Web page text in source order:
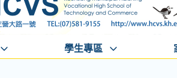
學生專區